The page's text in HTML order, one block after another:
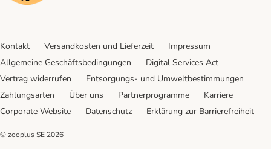
Kontakt Versandkosten und Lieferzeit
Impressum
Allgemeine Geschäftsbedingungen
Digital Services Act
Vertrag widerrufen
Entsorgungs- und Umweltbestimmungen
Zahlungsarten
Über uns Partnerprogramme
Karriere
Corporate Website
Datenschutz Erklärung zur Barrierefreiheit
© zooplus SE 2026